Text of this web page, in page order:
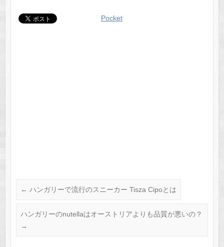
Pocket
← ハンガリーで流行のスニーカー Tisza Cipoとは
ハンガリーのnutellaはオーストリアよりも品質が悪いの？
→